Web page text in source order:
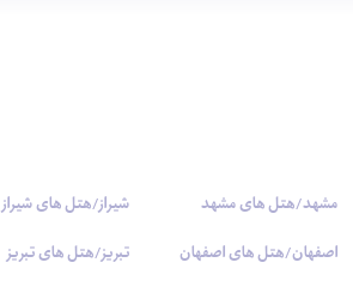
مشهد/هتل های مشهد
اصفهان/هتل های اصفهان
شیراز/هتل های شیراز
تبریز/هتل های تبریز